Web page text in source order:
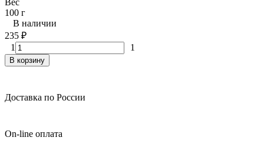
100 г
В наличии
235 ₽
1
1
В корзину
Доставка по России
On-line оплата